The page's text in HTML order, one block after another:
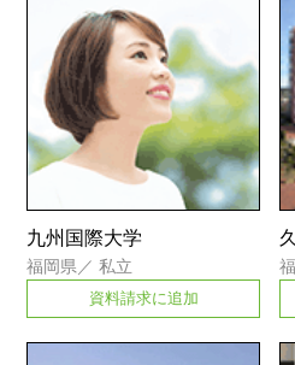
九州国際大学
福岡県／私立
資料請求に追加